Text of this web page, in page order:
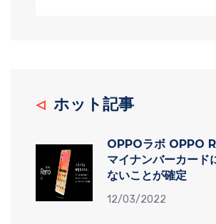
ホット記事
OPPOラボ OPPO
マイナンバーカード
ないことが確定
12/03/2022